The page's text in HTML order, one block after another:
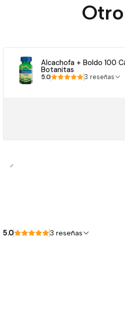
Alcachofa + Boldo 100
Botanitas
5.0 3 reseñas
5.0 3 reseñas